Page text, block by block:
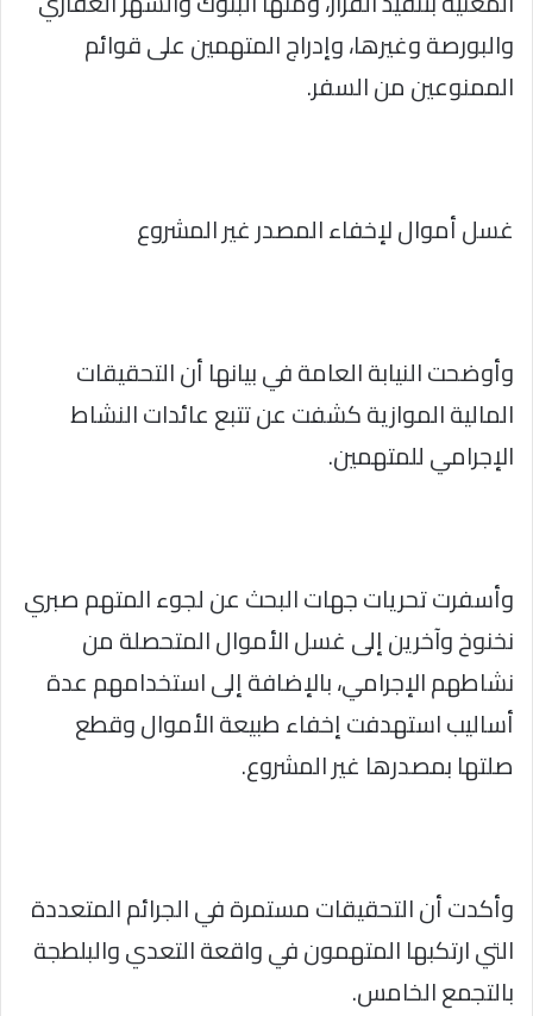
والبورصة وغيرها، وإدراج المتهمين على قوائم
الممنوعين من السفر.
غسل أموال لإخفاء المصدر غير المشروع
وأوضحت النيابة العامة في بيانها أن التحقيقات
المالية الموازية كشفت عن تتبع عائدات النشاط
الإجرامي للمتهمين.
وأسفرت تحريات جهات البحث عن لجوء المتهم صبري
نخنوخ وآخرين إلى غسل الأموال المتحصلة من
نشاطهم الإجرامي، بالإضافة إلى استخدامهم عدة
أساليب استهدفت إخفاء طبيعة الأموال وقطع
صلتها بمصدرها غير المشروع.
وأكدت أن التحقيقات مستمرة في الجرائم المتعددة
التي ارتكبها المتهمون في واقعة التعدي والبلطجة
بالتجمع الخامس.